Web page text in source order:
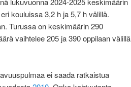
kouluissa 3,2 h ja 5,7 h välillä.
Turussa on keskimäärin 290
vaihtelee 205 ja 390 oppilaan välillä
ei saada ratkaistua